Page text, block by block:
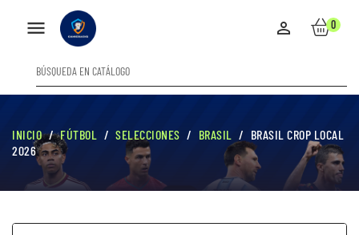
 0

INICIO FÚTBOL SELECCIONES BRASIL
BRASIL CROP LOCAL
2026